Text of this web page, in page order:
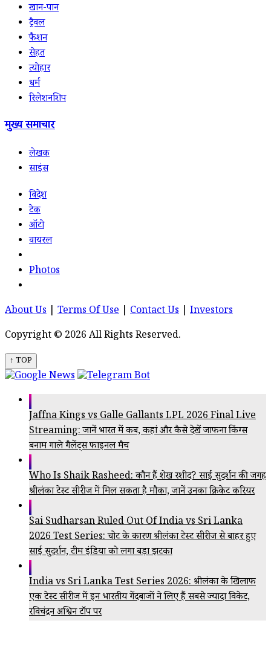
खान-पान
ट्रैवल
फैशन
सेहत
त्योहार
धर्म
रिलेशनशिप
मुख्य समाचार
लेखक
साइंस
विदेश
टेक
ऑटो
वायरल
Photos
About Us Terms Of Use Contact Us
Investors
Copyright © 2026 All Rights Reserved.
↑ TOP
Jaffna Kings vs Galle Gallants LPL 2026 Final Live
Streaming: जानें भारत में कब, कहां और कैसे देखें जाफना किंग्स
बनाम गाले गैलेंट्स फाइनल मैच
Who Is Shaik Rasheed: कौन हैं शेख रशीद? साई सुदर्शन की जगह
श्रीलंका टेस्ट सीरीज में मिल सकता है मौका, जानें उनका क्रिकेट करियर
Sai Sudharsan Ruled Out Of India vs Sri Lanka
2026 Test Series: चोट के कारण श्रीलंका टेस्ट सीरीज से बाहर हुए
साई सुदर्शन, टीम इंडिया को लगा बड़ा झटका
India vs Sri Lanka Test Series 2026: श्रीलंका के खिलाफ
एक टेस्ट सीरीज में इन भारतीय गेंदबाजों ने लिए हैं सबसे ज्यादा विकेट,
रविचंद्रन अश्विन टॉप पर